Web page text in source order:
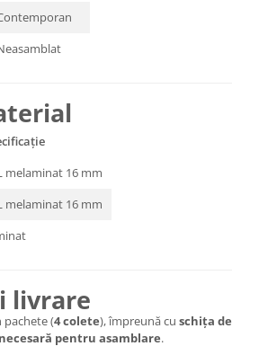
melaminat 16 mm
melaminat 16 mm
livrare
pachete (4 colete), împreună cu schița de
pentru asamblare.